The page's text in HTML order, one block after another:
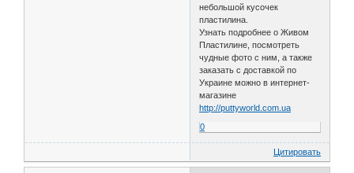
небольшой кусочек
пластилина.
Узнать подробнее о Живом
Пластилине, посмотреть
чудные фото с ним, а также
заказать с доставкой по
Украине можно в интернет-
магазине
http://puttyworld.com.ua
0
Цитировать